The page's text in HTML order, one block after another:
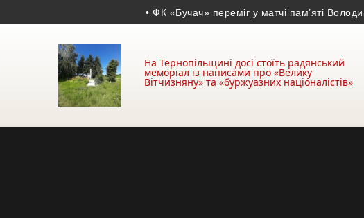
• ФК «Бучач» переміг у матчі пам’яті Володимира
На Тернопільщині досі стоїть радянський
меморіал із написами про «Велику
Вітчизняну» та «буржуазних націоналістів»